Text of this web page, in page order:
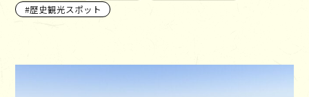
歴史観光スポット